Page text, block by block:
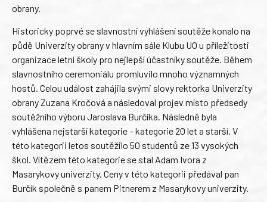
obrany.
Historicky poprvé se slavnostní vyhlášení soutěže konalo na
půdě Univerzity obrany v hlavním sále Klubu UO u příležitosti
organizace letní školy pro nejlepší účastníky soutěže. Během
slavnostního ceremoniálu promluvilo mnoho významných
hostů. Celou událost zahájila svými slovy rektorka Univerzity
obrany Zuzana Kročová a následoval projev místo předsedy
soutěžního výboru Jaroslava Burčíka. Následně byla
vyhlášena nejstarší kategorie – kategorie 20 let a starší. V
této kategorii letos soutěžilo 50 studentů ze 13 vysokých
škol. Vítězem této kategorie se stal Adam Ivora z
Masarykovy univerzity. Ceny v této kategorii předával pan
Burčík společně s panem Pitnerem z Masarykovy univerzity.